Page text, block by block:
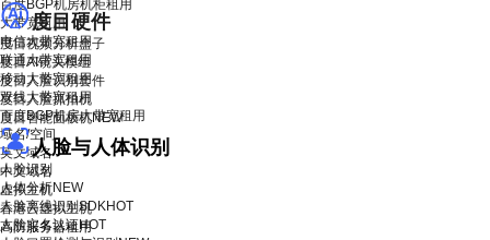
度目硬件
度目视频分析盒子
度目AI镜头模组
度目人脸识别套件
度目人脸抓拍机
度目智能面板机NEW
人脸与人体识别
人脸识别
人体分析NEW
人脸离线识别SDKHOT
人脸实名认证HOT
百度BGP机房机柜租用
大带宽租用
电信大带宽租用
联通大带宽租用
移动大带宽租用
双线大带宽租用
百度BGP机房大带宽租用
域名/空间
英文域名
中文域名
虚拟主机
香港云虚拟主机
高防服务器租用